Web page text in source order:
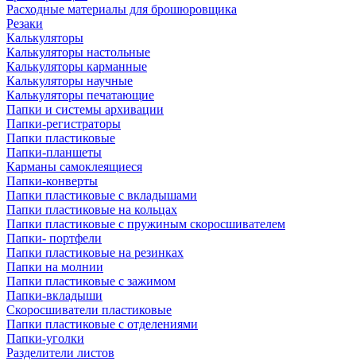
Расходные материалы для брошюровщика
Резаки
Калькуляторы
Калькуляторы настольные
Калькуляторы карманные
Калькуляторы научные
Калькуляторы печатающие
Папки и системы архивации
Папки-регистраторы
Папки пластиковые
Папки-планшеты
Карманы самоклеящиеся
Папки-конверты
Папки пластиковые с вкладышами
Папки пластиковые на кольцах
Папки пластиковые с пружиным скоросшивателем
Папки- портфели
Папки пластиковые на резинках
Папки на молнии
Папки пластиковые с зажимом
Папки-вкладыши
Скоросшиватели пластиковые
Папки пластиковые с отделениями
Папки-уголки
Разделители листов